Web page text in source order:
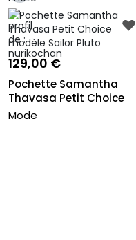
129,00 €
Pochette Samantha
Thavasa Petit Choice
modèle Sail...
Mode